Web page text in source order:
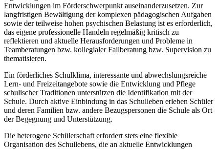
Entwicklungen im Förderschwerpunkt auseinanderzusetzen. Zur
langfristigen Bewältigung der komplexen pädagogischen Aufgaben
sowie der teilweise hohen psychischen Belastung ist es erforderlich,
das eigene professionelle Handeln regelmäßig kritisch zu
reflektieren und aktuelle Herausforderungen und Probleme in
Teamberatungen bzw. kollegialer Fallberatung bzw. Supervision zu
thematisieren.
Ein förderliches Schulklima, interessante und abwechslungsreiche
Lern- und Freizeitangebote sowie die Entwicklung und Pflege
schulischer Traditionen unterstützen die Identifikation mit der
Schule. Durch aktive Einbindung in das Schulleben erleben Schüler
und deren Familien bzw. andere Bezugspersonen die Schule als Ort
der Begegnung und Unterstützung.
Die heterogene Schülerschaft erfordert stets eine flexible
Organisation des Schullebens, die an aktuelle Entwicklungen